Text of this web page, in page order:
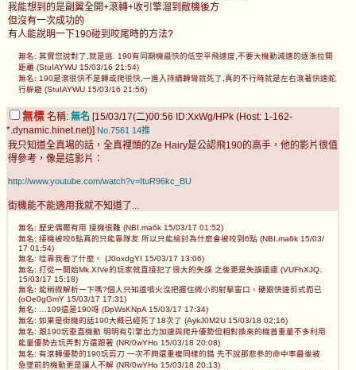
我能想到的是副翼全開+滾轉+收引擎溜到敵機後方
但沒有一次成功的
有人能說明一下190碰到咬尾時的方法?
無名: 其實您說對了,就是逃. 190有同期機最快的低空平飛速度,不要大機動減速的逐漸拉開
距離 (StuIAYWU 15/03/16 21:54)
無名: 190是滾很快不是轉或爬很快,一進入持續轉彎就死了,真的不行時就是左右滾著快速蛇
行躲避 (StuIAYWU 15/03/16 21:56)
無標 名稱: 無名 [15/03/17(二)00:56 ID:XxWg/HPk (Host: 1-162-
*.dynamic.hinet.net)] No.7561 14推
我只知道全真場的話，全真裡頭的Ze Hairy是公認飛190的高手，他的影片很值
得參考，像是這影片：
http://www.youtube.com/watch?v=ItuR96kc_BU
街機能不能適用我就不知道了...
無名: 歷史偶爾有用 接機很難 (NBI.ma6k 15/03/17 01:52)
無名: 接機被咬6點真的只能靠隊友 所以只能檢討為什麼會被咬到6點 (NBI.ma6k 15/03/
17 01:54)
無名: 哇靠我看了什麼。 (J0oxdgYI 15/03/17 13:06)
無名: 打從一開始Mk.XIVe的玩家就直接犯了很大的失誤 之後更是失誤連連 (VUFhXJQ.
15/03/17 15:18)
無名: 能稍微解析一下嗎?個人只知道噴火沒把握住微小的射擊窗口、硬跟快速剪式而已
(oOe0gGmY 15/03/17 17:31)
無名: …109還是190呀 (DpWsKNpA 15/03/17 17:34)
無名: 如果是街機的話190大概已經死了18次了 (AykJ0M2U 15/03/18 02:16)
無名: 跟190玩垂直機動 明明有引擎出力加速與爬升優勢但相對換來的機首重量不多利用
能量優勢去玩弄對方還跟著 (NR/0wYHo 15/03/18 20:08)
無名: 有滾轉優勢的190玩剪刀 一次不夠還重複同樣的錯 先不說那悲參的命中率最後被
急墜前的機動更是讓人不解 (NR/0wYHo 15/03/18 20:13)